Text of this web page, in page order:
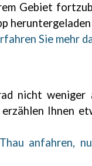
Gebiet
Sie mehr
nicht
Ihnen
anfahren,